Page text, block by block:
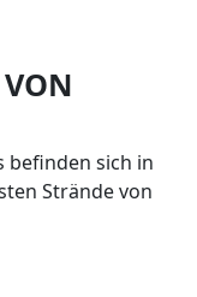
befinden sich in
Strände von